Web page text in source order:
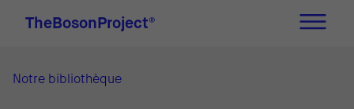
TheBosonProject®
Notre bibliothèque